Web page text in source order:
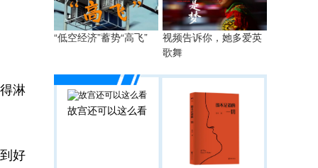
淋
好
“低空经济”蓄势“高飞”
视频告诉你，她多爱英
歌舞
故宫还可以这么看